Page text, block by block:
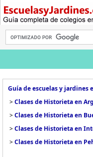
Guía de escuelas y jardines
>Clases de Historieta en
>Clases de Historieta en
>Clases de Historieta en
>Clases de Historieta en